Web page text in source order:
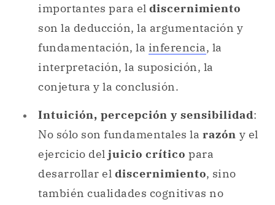
importantes para el discernimiento
son la deducción, la argumentación y
fundamentación, la inferencia, la
interpretación, la suposición, la
conjetura y la conclusión.
Intuición, percepción y sensibilidad:
No sólo son fundamentales la razón y el
ejercicio del juicio crítico para
desarrollar el discernimiento, sino
también cualidades cognitivas no